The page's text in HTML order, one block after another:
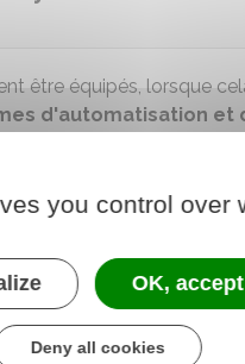
être équipés, lorsque
d'automatisation et
marchandes ou non
morales du secteur
climatisation, combiné ou
nominale utile est
you control over
OK, accept
Deny all cookies